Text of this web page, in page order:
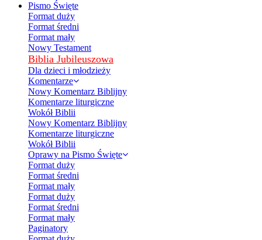
Pismo Święte
Format duży
Format średni
Format mały
Nowy Testament
Biblia Jubileuszowa
Dla dzieci i młodzieży
Komentarze
Nowy Komentarz Biblijny
Komentarze liturgiczne
Wokół Biblii
Nowy Komentarz Biblijny
Komentarze liturgiczne
Wokół Biblii
Oprawy na Pismo Święte
Format duży
Format średni
Format mały
Format duży
Format średni
Format mały
Paginatory